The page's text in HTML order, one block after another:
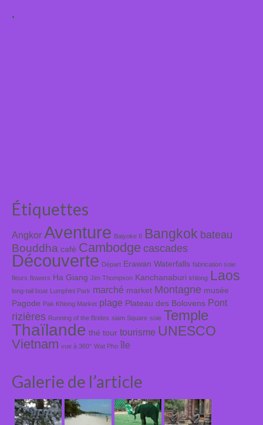
.
Étiquettes
Angkor Aventure Baiyoke II Bangkok bateau
Bouddha café Cambodge cascades
Découverte Départ Erawan Waterfalls fabrication soie
fleurs flowers Ha Giang Jim Thompson Kanchanaburi khlong Laos
long-tail boat Lumphini Park marché market Montagne musée
Pagode Pak Khlong Market plage Plateau des Bolovens Pont
rizières Running of the Brides siam Square soie Temple
Thaïlande thé tour tourisme UNESCO
Vietnam vue à 360° Wat Pho île
Galerie de l’article